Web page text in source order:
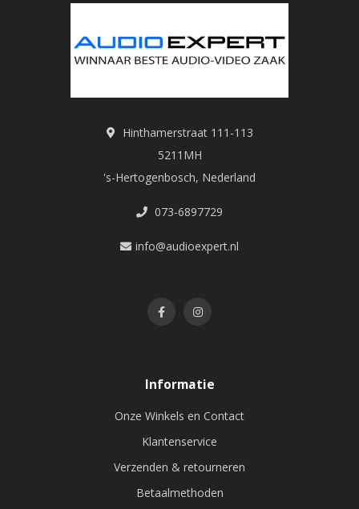
Hinthamerstraat 111-113
5211MH
's-Hertogenbosch, Nederland
073-6897729
info@audioexpert.nl
Informatie
Onze Winkels en Contact
Klantenservice
Verzenden & retourneren
Betaalmethoden